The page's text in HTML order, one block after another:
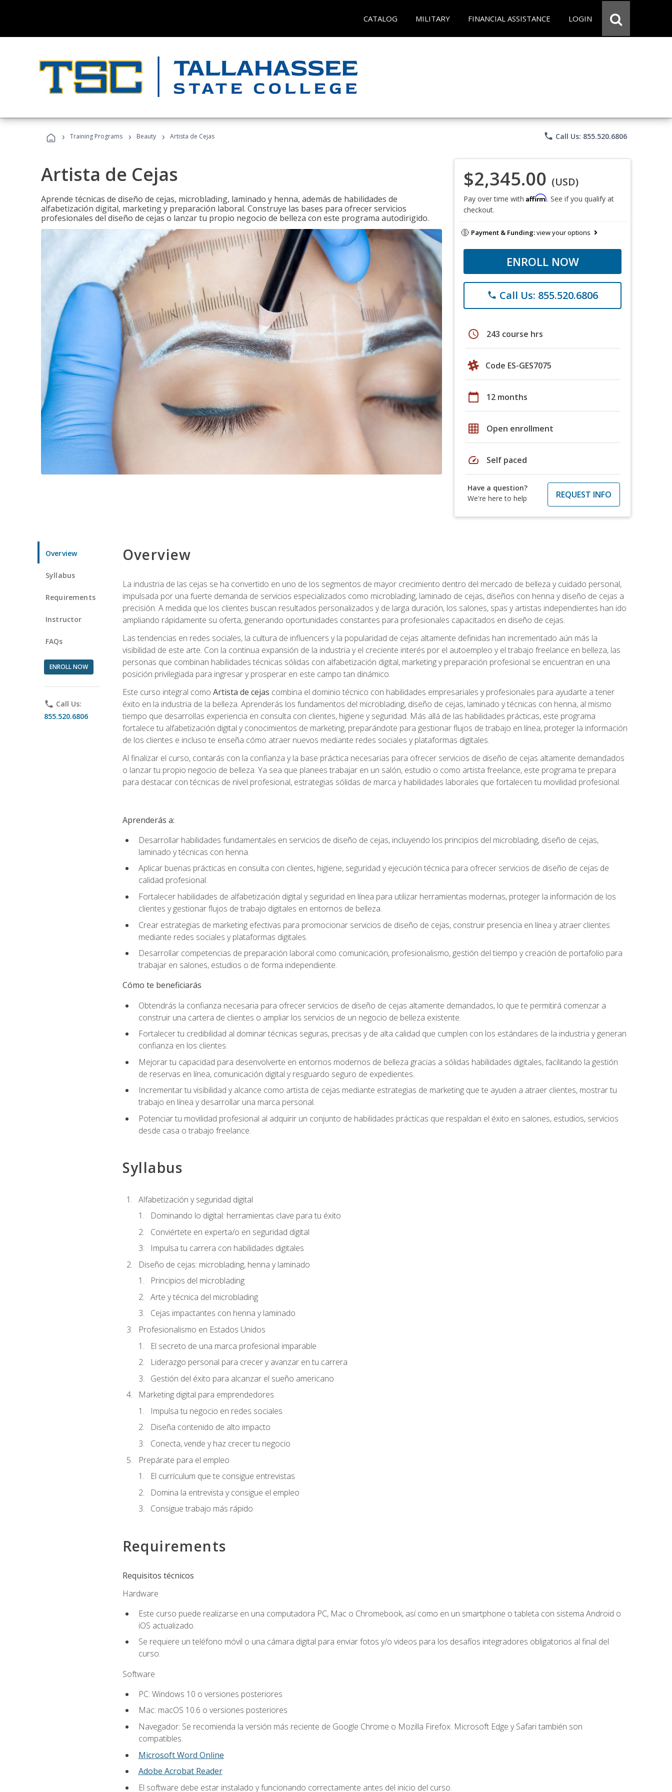
CATALOG MILITARY FINANCIAL ASSISTANCE LOGIN
› Training Programs › Beauty › Artista de Cejas phone Call Us: 855.520.6806
Artista de Cejas
Aprende técnicas de diseño de cejas, microblading, laminado y henna, además de habilidades de
alfabetización digital, marketing y preparación laboral. Construye las bases para ofrecer servicios
profesionales del diseño de cejas o lanzar tu propio negocio de belleza con este programa autodirigido.
$2,345.00 (USD)
Pay over time with Affirm. See if you qualify at
checkout.
Payment & Funding:view your options
ENROLL NOW
phone Call Us: 855.520.6806
schedule 243 course hrs
Code ES-GES7075
calendar_today 12 months
grid_on Open enrollment
speed Self paced
Have a question?
We're here to help
REQUEST INFO
Overview
Syllabus
Requirements
Instructor
FAQs
ENROLL NOW
phone Call Us:
855.520.6806
Overview
La industria de las cejas se ha convertido en uno de los segmentos de mayor crecimiento dentro del mercado de belleza y cuidado personal,
impulsada por una fuerte demanda de servicios especializados como microblading, laminado de cejas, diseños con henna y diseño de cejas a
precisión. A medida que los clientes buscan resultados personalizados y de larga duración, los salones, spas y artistas independientes han ido
ampliando rápidamente su oferta, generando oportunidades constantes para profesionales capacitados en diseño de cejas.
Las tendencias en redes sociales, la cultura de influencers y la popularidad de cejas altamente definidas han incrementado aún más la
visibilidad de este arte. Con la continua expansión de la industria y el creciente interés por el autoempleo y el trabajo freelance en belleza, las
personas que combinan habilidades técnicas sólidas con alfabetización digital, marketing y preparación profesional se encuentran en una
posición privilegiada para ingresar y prosperar en este campo tan dinámico.
Este curso integral como Artista de cejas combina el dominio técnico con habilidades empresariales y profesionales para ayudarte a tener
éxito en la industria de la belleza. Aprenderás los fundamentos del microblading, diseño de cejas, laminado y técnicas con henna, al mismo
tiempo que desarrollas experiencia en consulta con clientes, higiene y seguridad. Más allá de las habilidades prácticas, este programa
fortalece tu alfabetización digital y conocimientos de marketing, preparándote para gestionar flujos de trabajo en línea, proteger la información
de los clientes e incluso te enseña cómo atraer nuevos mediante redes sociales y plataformas digitales.
Al finalizar el curso, contarás con la confianza y la base práctica necesarias para ofrecer servicios de diseño de cejas altamente demandados
o lanzar tu propio negocio de belleza. Ya sea que planees trabajar en un salón, estudio o como artista freelance, este programa te prepara
para destacar con técnicas de nivel profesional, estrategias sólidas de marca y habilidades laborales que fortalecen tu movilidad profesional.
Aprenderás a:
Desarrollar habilidades fundamentales en servicios de diseño de cejas, incluyendo los principios del microblading, diseño de cejas,
laminado y técnicas con henna.
Aplicar buenas prácticas en consulta con clientes, higiene, seguridad y ejecución técnica para ofrecer servicios de diseño de cejas de
calidad profesional.
Fortalecer habilidades de alfabetización digital y seguridad en línea para utilizar herramientas modernas, proteger la información de los
clientes y gestionar flujos de trabajo digitales en entornos de belleza.
Crear estrategias de marketing efectivas para promocionar servicios de diseño de cejas, construir presencia en línea y atraer clientes
mediante redes sociales y plataformas digitales.
Desarrollar competencias de preparación laboral como comunicación, profesionalismo, gestión del tiempo y creación de portafolio para
trabajar en salones, estudios o de forma independiente.
Cómo te beneficiarás
Obtendrás la confianza necesaria para ofrecer servicios de diseño de cejas altamente demandados, lo que te permitirá comenzar a
construir una cartera de clientes o ampliar los servicios de un negocio de belleza existente.
Fortalecer tu credibilidad al dominar técnicas seguras, precisas y de alta calidad que cumplen con los estándares de la industria y generan
confianza en los clientes.
Mejorar tu capacidad para desenvolverte en entornos modernos de belleza gracias a sólidas habilidades digitales, facilitando la gestión
de reservas en línea, comunicación digital y resguardo seguro de expedientes.
Incrementar tu visibilidad y alcance como artista de cejas mediante estrategias de marketing que te ayuden a atraer clientes, mostrar tu
trabajo en línea y desarrollar una marca personal.
Potenciar tu movilidad profesional al adquirir un conjunto de habilidades prácticas que respaldan el éxito en salones, estudios, servicios
desde casa o trabajo freelance.
Syllabus
Alfabetización y seguridad digital
Dominando lo digital: herramientas clave para tu éxito
Conviértete en experta/o en seguridad digital
Impulsa tu carrera con habilidades digitales
Diseño de cejas: microblading, henna y laminado
Principios del microblading
Arte y técnica del microblading
Cejas impactantes con henna y laminado
Profesionalismo en Estados Unidos
El secreto de una marca profesional imparable
Liderazgo personal para crecer y avanzar en tu carrera
Gestión del éxito para alcanzar el sueño americano
Marketing digital para emprendedores
Impulsa tu negocio en redes sociales
Diseña contenido de alto impacto
Conecta, vende y haz crecer tu negocio
Prepárate para el empleo
El currículum que te consigue entrevistas
Domina la entrevista y consigue el empleo
Consigue trabajo más rápido
Requirements
Requisitos técnicos
Hardware
Este curso puede realizarse en una computadora PC, Mac o Chromebook, así como en un smartphone o tableta con sistema Android o
iOS actualizado.
Se requiere un teléfono móvil o una cámara digital para enviar fotos y/o videos para los desafíos integradores obligatorios al final del
curso.
Software
PC: Windows 10 o versiones posteriores
Mac: macOS 10.6 o versiones posteriores
Navegador: Se recomienda la versión más reciente de Google Chrome o Mozilla Firefox. Microsoft Edge y Safari también son
compatibles.
Microsoft Word Online
Adobe Acrobat Reader
El software debe estar instalado y funcionando correctamente antes del inicio del curso.